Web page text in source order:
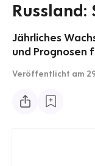
Russland:
Jährliches
und Prognosen
Veröffentlicht am